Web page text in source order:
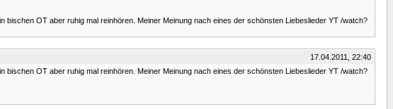
OT aber ruhig mal reinhören. Meiner Meinung nach eines der schönsten Liebeslieder YT /watch?
17.04.2011, 22:40
OT aber ruhig mal reinhören. Meiner Meinung nach eines der schönsten Liebeslieder YT /watch?